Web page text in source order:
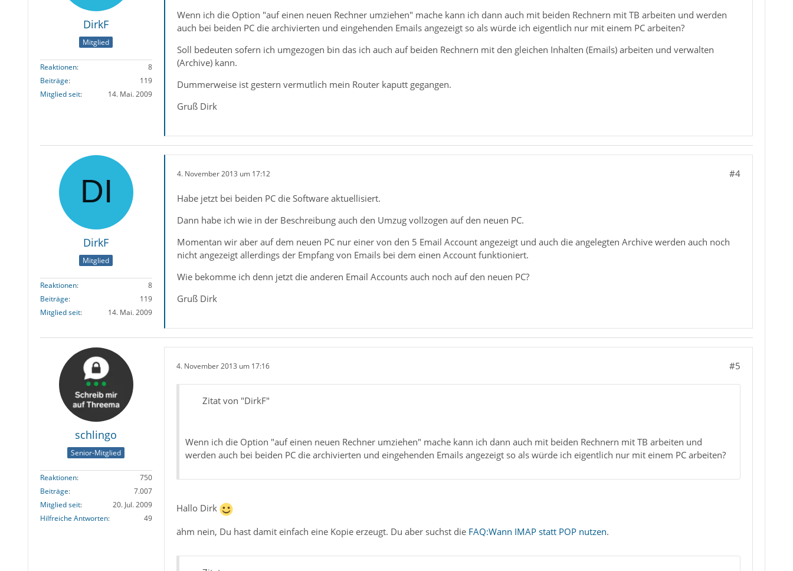
DirkF
Mitglied
Reaktionen
8
Beiträge
119
Mitglied seit
14. Mai. 2009
Wenn ich die Option "auf einen neuen Rechner umziehen" mache kann ich dann auch mit beiden Rechnern mit TB arbeiten und werden
auch bei beiden PC die archivierten und eingehenden Emails angezeigt so als würde ich eigentlich nur mit einem PC arbeiten?
Soll bedeuten sofern ich umgezogen bin das ich auch auf beiden Rechnern mit den gleichen Inhalten (Emails) arbeiten und verwalten
(Archive) kann.
Dummerweise ist gestern vermutlich mein Router kaputt gegangen.
Gruß Dirk
DirkF
Mitglied
Reaktionen
8
Beiträge
119
Mitglied seit
14. Mai. 2009
4. November 2013 um 17:12 #4
Habe jetzt bei beiden PC die Software aktuellisiert.
Dann habe ich wie in der Beschreibung auch den Umzug vollzogen auf den neuen PC.
Momentan wir aber auf dem neuen PC nur einer von den 5 Email Account angezeigt und auch die angelegten Archive werden auch noch
nicht angezeigt allerdings der Empfang von Emails bei dem einen Account funktioniert.
Wie bekomme ich denn jetzt die anderen Email Accounts auch noch auf den neuen PC?
Gruß Dirk
schlingo
Senior-Mitglied
Reaktionen
750
Beiträge
7.007
Mitglied seit
20. Jul. 2009
Hilfreiche Antworten
49
4. November 2013 um 17:16 #5
Zitat von "DirkF"
Wenn ich die Option "auf einen neuen Rechner umziehen" mache kann ich dann auch mit beiden Rechnern mit TB arbeiten und
werden auch bei beiden PC die archivierten und eingehenden Emails angezeigt so als würde ich eigentlich nur mit einem PC arbeiten?
Hallo Dirk
ähm nein, Du hast damit einfach eine Kopie erzeugt. Du aber suchst die FAQ:Wann IMAP statt POP nutzen.